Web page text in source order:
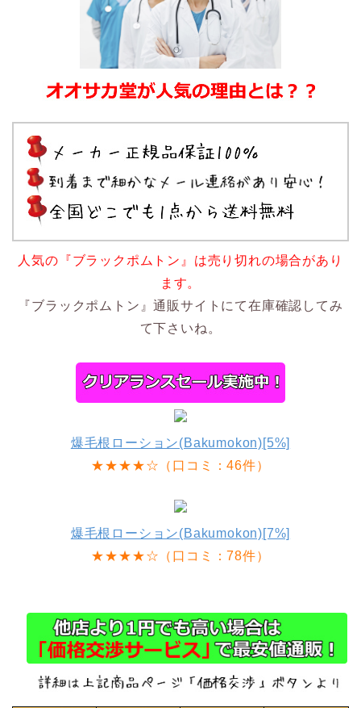
人気の『ブラックポムトン』は売り切れの場合があり
ます。
『ブラックポムトン』通販サイトにて在庫確認してみ
て下さいね。
爆毛根ローション(Bakumokon)[5%]
★★★★☆（口コミ：46件）
爆毛根ローション(Bakumokon)[7%]
★★★★☆（口コミ：78件）